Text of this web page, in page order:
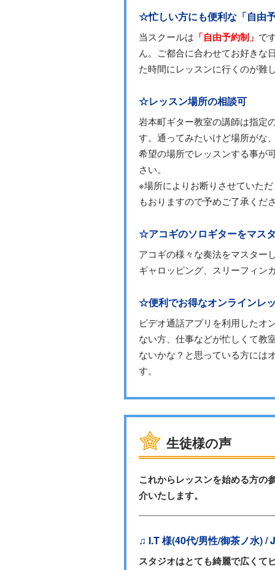
☆忙しい方にも便利な「自由
当スクールは 「自由予約制」 で
ん。ご都合に合わせてお好きな
た時間にレッスンに行くのが難
☆レッスン場所の相談可
岩本町ギター教室の講師は指定
す。通ってみたいけど場所がな
希望の場所でレッスンする事が
さい。
※場所によりお断りさせていた
もおりますので予めご了承くだ
☆アコギのソロギターをマス
アコギの様々な奏法をマスター
ギャロッピング、スリーフィン
☆便利でお得なオンラインレ
ビデオ通話アプリを利用したオ
ない方、仕事などが忙しくて教
ないかな？と思っている方には
す。
生徒様の声
これからレッスンを始める方の
介いたします。
♫ I.T 様(40代/男性/御茶ノ水) /
スタジオはとても綺麗で広くて